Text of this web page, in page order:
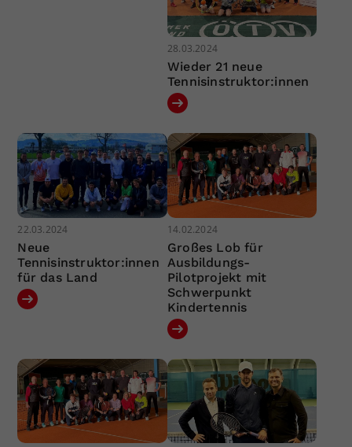
28.03.2024
Wieder 21 neue
Tennisinstruktor:innen
22.03.2024
Neue
Tennisinstruktor:innen
für das Land
14.02.2024
Großes Lob für
Ausbildungs-
Pilotprojekt mit
Schwerpunkt
Kindertennis